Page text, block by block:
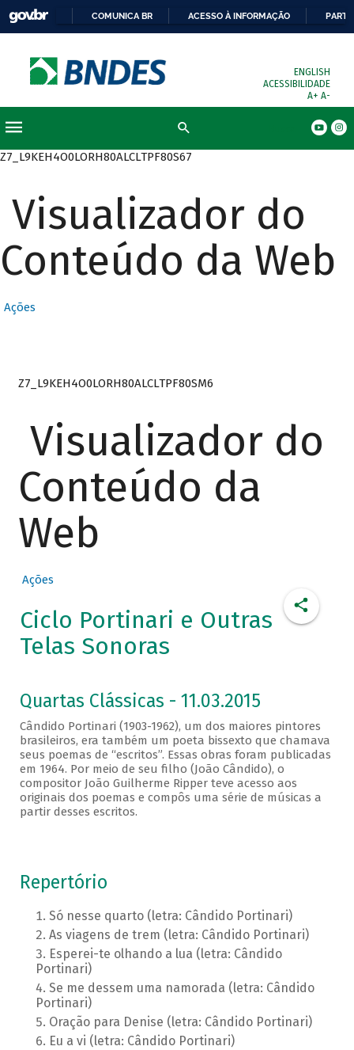
COMUNICA BR ACESSO À INFORMAÇÃO
ENGLISH
ACESSIBILIDADE
A+ A-
Z7_L9KEH4O0LORH80ALCLTPF80S67
Visualizador do
Conteúdo da Web
Ações
Z7_L9KEH4O0LORH80ALCLTPF80SM6
Visualizador do
Conteúdo da
Web
Ações
Ciclo Portinari e Outras
Telas Sonoras
Quartas Clássicas - 11.03.2015
Cândido Portinari (1903-1962), um dos maiores pintores
brasileiros, era também um poeta bissexto que chamava
seus poemas de “escritos”. Essas obras foram publicadas
em 1964. Por meio de seu filho (João Cândido), o
compositor João Guilherme Ripper teve acesso aos
originais dos poemas e compôs uma série de músicas a
partir desses escritos.
Repertório
Só nesse quarto (letra: Cândido Portinari)
As viagens de trem (letra: Cândido Portinari)
Esperei-te olhando a lua (letra: Cândido
Portinari)
Se me dessem uma namorada (letra: Cândido
Portinari)
Oração para Denise (letra: Cândido Portinari)
Eu a vi (letra: Cândido Portinari)